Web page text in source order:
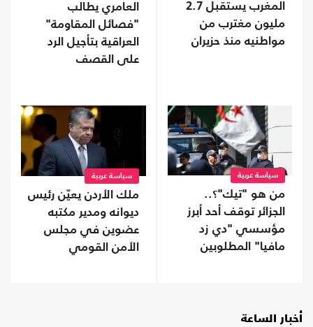
المغرب يستقبل 2.7
مليون مغترب من
مواطنيه منذ حزيران
العامري يطالب
"فصائل المقاومة"
العراقية بتأجيل الرد
على القصف
سياسة عربية
من هو "تيك"؟..
الجزائر توقف أحد أبرز
مؤسسي "دي زد
مافيا" المطلوبين
سياسة عربية
ملك الأردن يعيّن رئيس
ديوانه ومدير مكتبه
عضوين في مجلس
الأمن القومي
أخبار الساعة